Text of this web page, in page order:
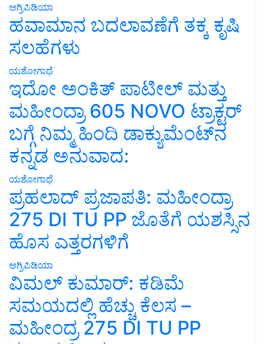
ಅಗ್ರಿಪಿಡಿಯಾ
ಹವಾಮಾನ ಬದಲಾವಣೆಗೆ ತಕ್ಕ ಕೃಷಿ
ಸಲಹೆಗಳು
ಯಶೋಗಾಥೆ
ಇದೋ ಅಂಕಿತ್ ಪಾಟೀಲ್ ಮತ್ತು
ಮಹೀಂದ್ರಾ 605 NOVO ಟ್ರಾಕ್ಟರ್
ಬಗ್ಗೆ ನಿಮ್ಮ ಹಿಂದಿ ಡಾಕ್ಯುಮೆಂಟ್‌ನ
ಕನ್ನಡ ಅನುವಾದ:
ಯಶೋಗಾಥೆ
ಪ್ರಹಲಾದ್ ಪ್ರಜಾಪತಿ: ಮಹೀಂದ್ರಾ
275 DI TU PP ಜೊತೆಗೆ ಯಶಸ್ಸಿನ
ಹೊಸ ಎತ್ತರಗಳಿಗೆ
ಅಗ್ರಿಪಿಡಿಯಾ
ವಿಮಲ್ ಕುಮಾರ್: ಕಡಿಮೆ
ಸಮಯದಲ್ಲಿ ಹೆಚ್ಚು ಕೆಲಸ –
ಮಹೀಂದ್ರ 275 DI TU PP